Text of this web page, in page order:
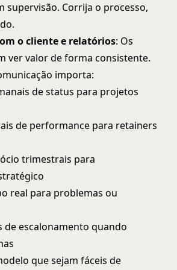
supervisão. Corrija o processo,
o cliente e relatórios: Os
ver valor de forma consistente.
importa:
de status para projetos
de performance para retainers
trimestrais para
real para problemas ou
de escalonamento quando
que sejam fáceis de